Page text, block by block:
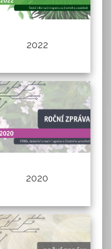
2022
2020